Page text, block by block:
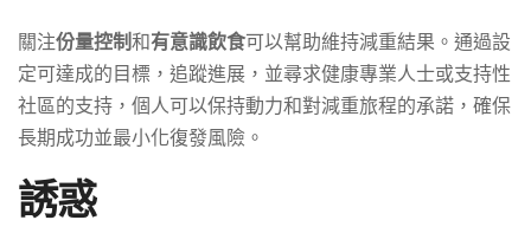
關注份量控制和有意識飲食可以幫助維持減重結果。通過設
定可達成的目標，追蹤進展，並尋求健康專業人士或支持性
社區的支持，個人可以保持動力和對減重旅程的承諾，確保
長期成功並最小化復發風險。
誘惑